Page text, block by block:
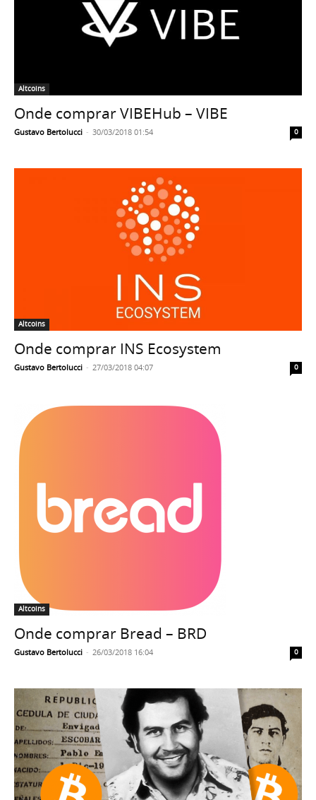
Altcoins
Onde comprar VIBEHub – VIBE
Gustavo Bertolucci - 30/03/2018 01:54 0
Altcoins
Onde comprar INS Ecosystem
Gustavo Bertolucci - 27/03/2018 04:07 0
Altcoins
Onde comprar Bread – BRD
Gustavo Bertolucci - 26/03/2018 16:04 0